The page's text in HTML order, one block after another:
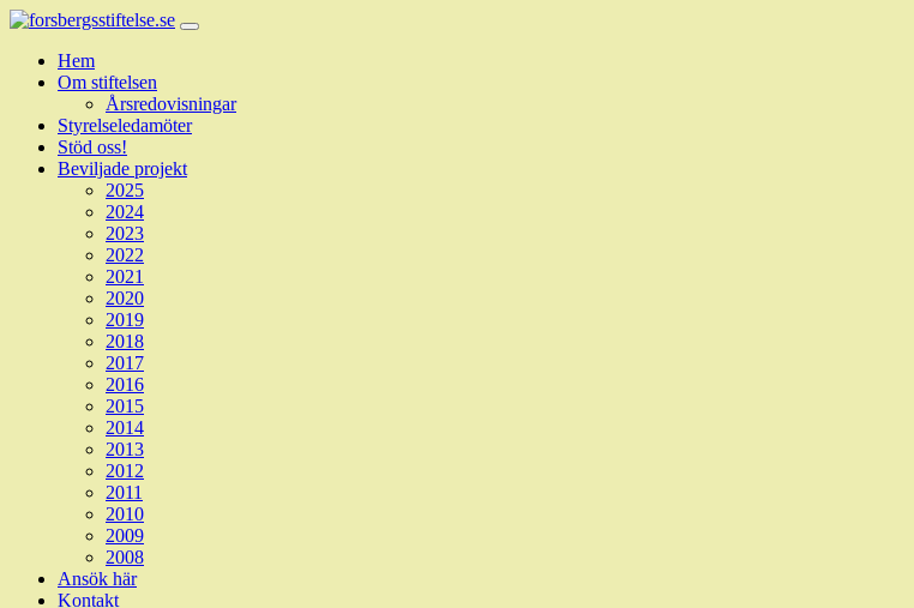
Hem
Om stiftelsen
Årsredovisningar
Styrelseledamöter
Stöd oss!
Beviljade projekt
2025
2024
2023
2022
2021
2020
2019
2018
2017
2016
2015
2014
2013
2012
2011
2010
2009
2008
Ansök här
Kontakt